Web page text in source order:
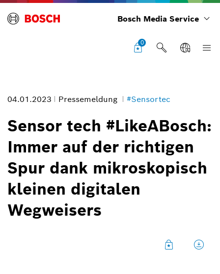
Bosch Media Service
0
04.01.2023 Pressemeldung #Sensortec
Sensor tech #LikeABosch:
Immer auf der richtigen
Spur dank mikroskopisch
kleinen digitalen
Wegweisers
Bildinformation
1/
Der BMM350 zeigt im Vergleich zu seiner
Leistung bei jetzt kleinster Größe und geringstem